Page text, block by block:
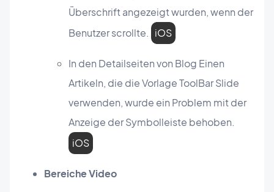
Überschrift angezeigt wurden, wenn der
Benutzer scrollte. iOS
In den Detailseiten von Blog Einen
Artikeln, die die Vorlage ToolBar Slide
verwenden, wurde ein Problem mit der
Anzeige der Symbolleiste behoben.
iOS
Bereiche Video